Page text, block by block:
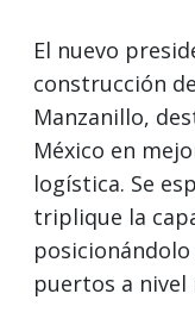
El nuevo
construcción
Manzanillo,
México en
logística. Se
triplique la
puertos a nivel